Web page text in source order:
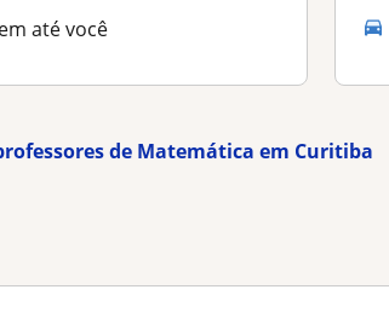
até você
de Matemática em Curitiba